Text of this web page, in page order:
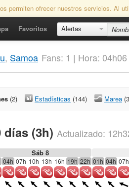
permiten ofrecer nuestros servicios. Al
Favoritos Alertas
, Samoa Fans: 1 | Hora:
(2) Estadísticas (144) Marea
días (3h) Actualizado:
Sáb 8
04h 07h 10h 13h 16h 19h 22h 01h 04h 07h